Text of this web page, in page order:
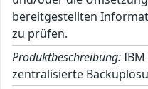
bereitgestellten
zu prüfen.
Produktbeschreibung:
zentralisierte